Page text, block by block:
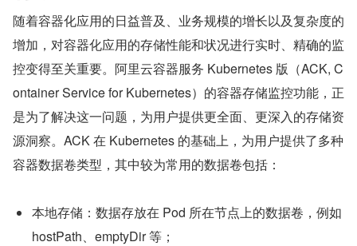
随着容器化应用的日益普及、业务规模的增长以及复杂度的
增加，对容器化应用的存储性能和状况进行实时、精确的监
控变得至关重要。阿里云容器服务 Kubernetes 版（ACK, C
ontainer Service for Kubernetes）的容器存储监控功能，正
是为了解决这一问题，为用户提供更全面、更深入的存储资
源洞察。ACK 在 Kubernetes 的基础上，为用户提供了多种
容器数据卷类型，其中较为常用的数据卷包括：
本地存储：数据存放在 Pod 所在节点上的数据卷，例如
hostPath、emptyDir 等；